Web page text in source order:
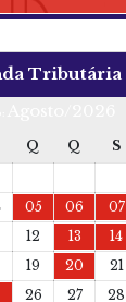
Tributária
Q Q S
05 06 07
12 13 14
19 20 21
26 27 28